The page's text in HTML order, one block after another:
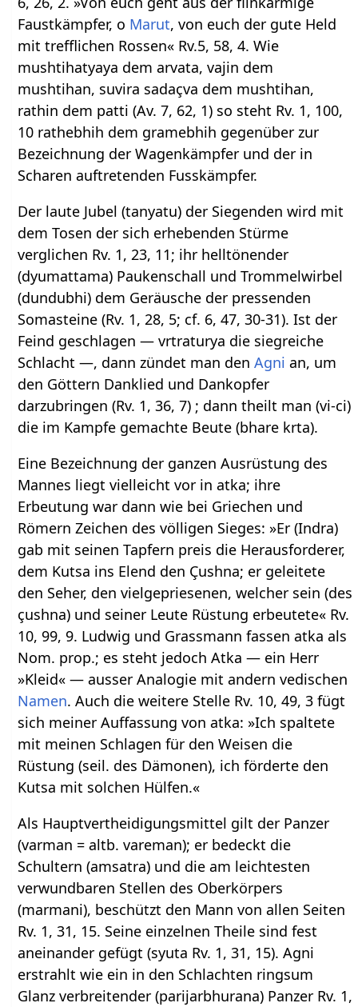
Faustkämpfer, o Marut, von euch der gute Held
mit trefflichen Rossen« Rv.5, 58, 4. Wie
mushtihatyaya dem arvata, vajin dem
mushtihan, suvira sadaçva dem mushtihan,
rathin dem patti (Av. 7, 62, 1) so steht Rv. 1, 100,
10 rathebhih dem gramebhih gegenüber zur
Bezeichnung der Wagenkämpfer und der in
Scharen auftretenden Fusskämpfer.
Der laute Jubel (tanyatu) der Siegenden wird mit
dem Tosen der sich erhebenden Stürme
verglichen Rv. 1, 23, 11; ihr helltönender
(dyumattama) Paukenschall und Trommelwirbel
(dundubhi) dem Geräusche der pressenden
Somasteine (Rv. 1, 28, 5; cf. 6, 47, 30-31). Ist der
Feind geschlagen — vrtraturya die siegreiche
Schlacht —, dann zündet man denAgni an, um
den Göttern Danklied und Dankopfer
darzubringen (Rv. 1, 36, 7) ; dann theilt man (vi-ci)
die im Kampfe gemachte Beute (bhare krta).
Eine Bezeichnung der ganzen Ausrüstung des
Mannes liegt vielleicht vor in atka; ihre
Erbeutung war dann wie bei Griechen und
Römern Zeichen des völligen Sieges: »Er (Indra)
gab mit seinen Tapfern preis die Herausforderer,
dem Kutsa ins Elend den Çushna; er geleitete
den Seher, den vielgepriesenen, welcher sein (des
çushna) und seiner Leute Rüstung erbeutete« Rv.
10, 99, 9. Ludwig und Grassmann fassen atka als
Nom. prop.; es steht jedoch Atka — ein Herr
»Kleid« — ausser Analogie mit andern vedischen
Namen. Auch die weitere Stelle Rv. 10, 49, 3 fügt
sich meiner Auffassung von atka: »Ich spaltete
mit meinen Schlagen für den Weisen die
Rüstung (seil. des Dämonen), ich förderte den
Kutsa mit solchen Hülfen.«
Als Hauptvertheidigungsmittel gilt der Panzer
(varman = altb. vareman); er bedeckt die
Schultern (amsatra) und die am leichtesten
verwundbaren Stellen des Oberkörpers
(marmani), beschützt den Mann von allen Seiten
Rv. 1, 31, 15. Seine einzelnen Theile sind fest
aneinander gefügt (syuta Rv. 1, 31, 15). Agni
erstrahlt wie ein in den Schlachten ringsum
Glanz verbreitender (parijarbhurana) Panzer Rv. 1,